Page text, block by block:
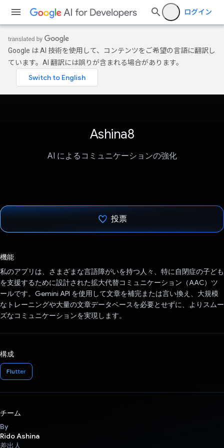
ログイン
Google は AI 技術を使用して、コンテンツをご希望の言語に翻訳し
ています。AI 翻訳には誤りが含まれる場合があります。
Ashina8
AI によるコミュニケーションの強化
投票
機能
私のアプリは、さまざまな言語障がいを持つ人々、特に自閉症の子ども
を支援するために設計された拡大代替コミュニケーション（AAC）ツ
ールです。Gemini API を使用して文章を補完または言い換え、大規模
なトレーニングや大量の文章データベースを必要とせずに、よりスムー
ズなコミュニケーションを実現します。
構成
Flutter
チーム
By
Rido Ashina
差出人